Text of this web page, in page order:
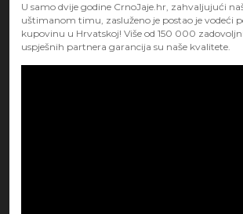
U samo dvije godine CrnoJaje.hr, zahvaljujući
uštimanom timu, zasluženo je postao je vodeći
kupovinu u Hrvatskoj! Više od 150 000
uspješnih partnera garancija su naše kvalitete.